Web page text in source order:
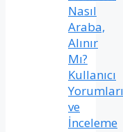
Nasıl
Araba,
Alınır
Mı?
Kullanıcı
Yorumları
ve
İnceleme